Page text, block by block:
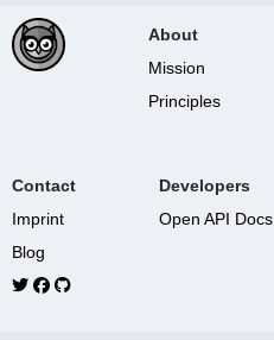
About
Mission
Principles
Contact
Imprint
Blog
Developers
Open API Docs